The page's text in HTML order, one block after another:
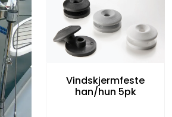
Vindskjermfeste
han/hun 5pk